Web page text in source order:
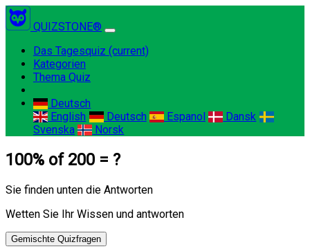
QUIZSTONE®
Das Tagesquiz (current)
Kategorien
Thema Quiz
Deutsch
English
Deutsch Espanol
Dansk
Svenska
Norsk
100% of 200 = ?
Sie finden unten die Antworten
Wetten Sie Ihr Wissen und antworten
Gemischte Quizfragen